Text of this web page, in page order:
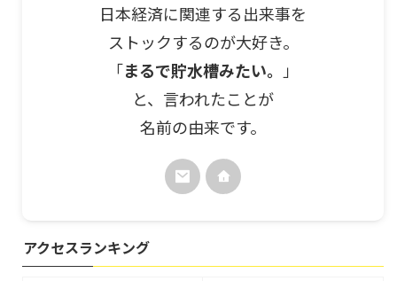
日本経済に関連する出来事を
ストックするのが大好き。
「まるで貯水槽みたい。
」
と、言われたことが
名前の由来です。
アクセスランキング